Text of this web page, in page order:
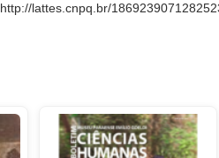
http://lattes.cnpq.br/